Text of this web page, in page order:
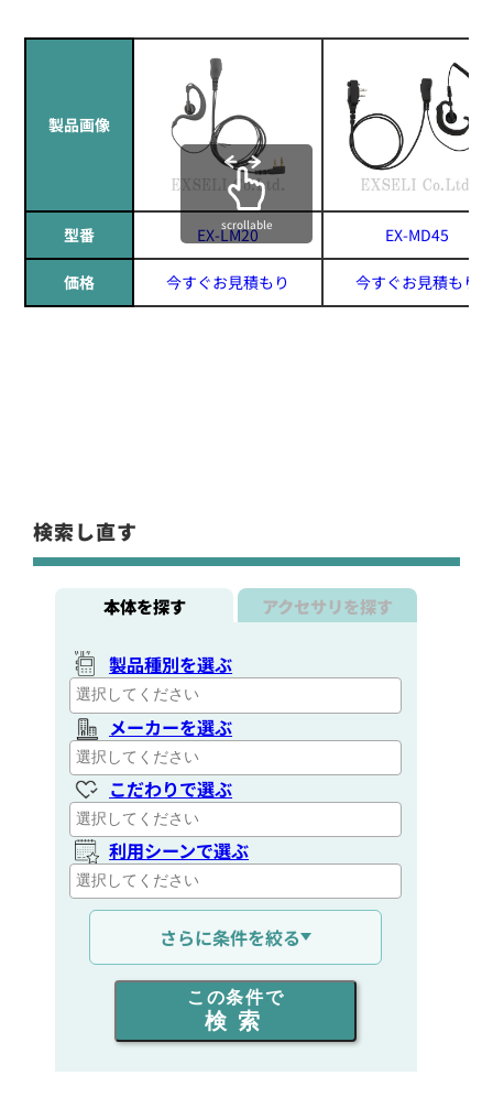
製品画像
型番 EX-LM20 EX-MD45
価格 今すぐお見積もり 今すぐお見積もり
scrollable
検索し直す
本体を探す アクセサリを探す
製品種別を選ぶ
メーカーを選ぶ
こだわりで選ぶ
利用シーンで選ぶ
通信距離を選ぶ
出力を選ぶ
同時通話人数を選ぶ
さらに条件を絞る
この条件で
検索